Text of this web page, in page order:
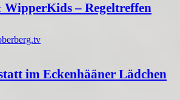
– Regeltreffen
im Eckenhääner Lädchen